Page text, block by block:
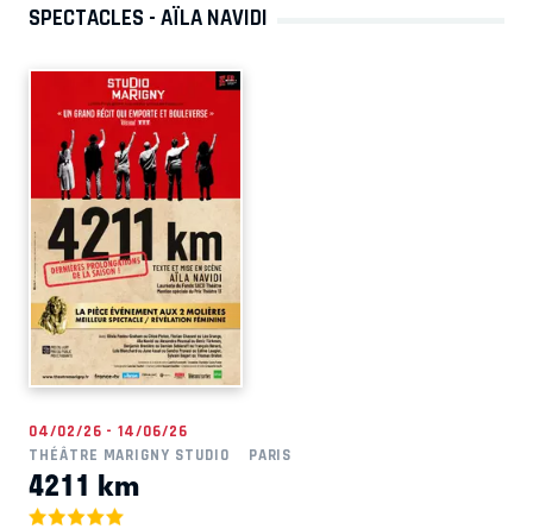
SPECTACLES - AÏLA NAVIDI
04/02/26 - 14/06/26
THÉÂTRE MARIGNY STUDIO
PARIS
4211 km